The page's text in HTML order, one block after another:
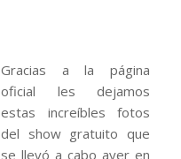
Gracias a la página
oficial les dejamos
estas increíbles fotos
del show gratuito que
se llevó a cabo ayer en